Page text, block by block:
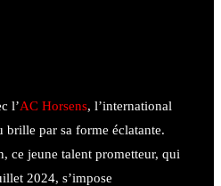
l’AC Horsens, l’international
par sa forme éclatante.
ce jeune talent prometteur, qui
2024, s’impose